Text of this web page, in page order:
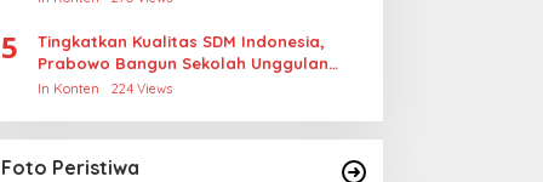
5
Tingkatkan Kualitas SDM Indonesia,
Prabowo Bangun Sekolah Unggulan
hingga Undang Universitas Terbaik
In Konten 224 Views
Foto Peristiwa